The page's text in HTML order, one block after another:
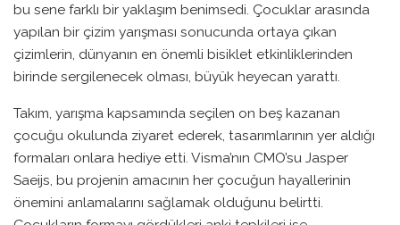
bu sene farklı bir yaklaşım benimsedi. Çocuklar arasında
yapılan bir çizim yarışması sonucunda ortaya çıkan
çizimlerin, dünyanın en önemli bisiklet etkinliklerinden
birinde sergilenecek olması, büyük heyecan yarattı.
Takım, yarışma kapsamında seçilen on beş kazanan
çocuğu okulunda ziyaret ederek, tasarımlarının yer aldığı
formaları onlara hediye etti. Visma’nın CMO’su Jasper
Saeijs, bu projenin amacının her çocuğun hayallerinin
önemini anlamalarını sağlamak olduğunu belirtti.